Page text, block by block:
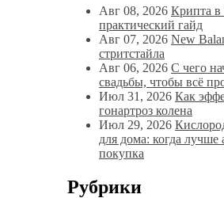
Авг 08, 2026 Крипта в
практический гайд
Авг 07, 2026 New
стритстайла
Авг 06, 2026 С чего
свадьбы, чтобы всё
Июл 31, 2026 Как
гонартроз колена
Июл 29, 2026
для дома: когда лучше
покупка
Рубрики